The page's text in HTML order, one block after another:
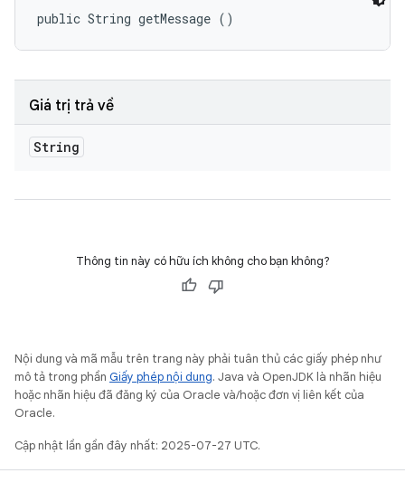
public String getMessage ()
Giá trị trả về
String
Thông tin này có hữu ích không cho bạn không?
Nội dung và mã mẫu trên trang này phải tuân thủ các giấy phép như
mô tả trong phần Giấy phép nội dung. Java và OpenJDK là nhãn hiệu
hoặc nhãn hiệu đã đăng ký của Oracle và/hoặc đơn vị liên kết của
Oracle.
Cập nhật lần gần đây nhất: 2025-07-27 UTC.